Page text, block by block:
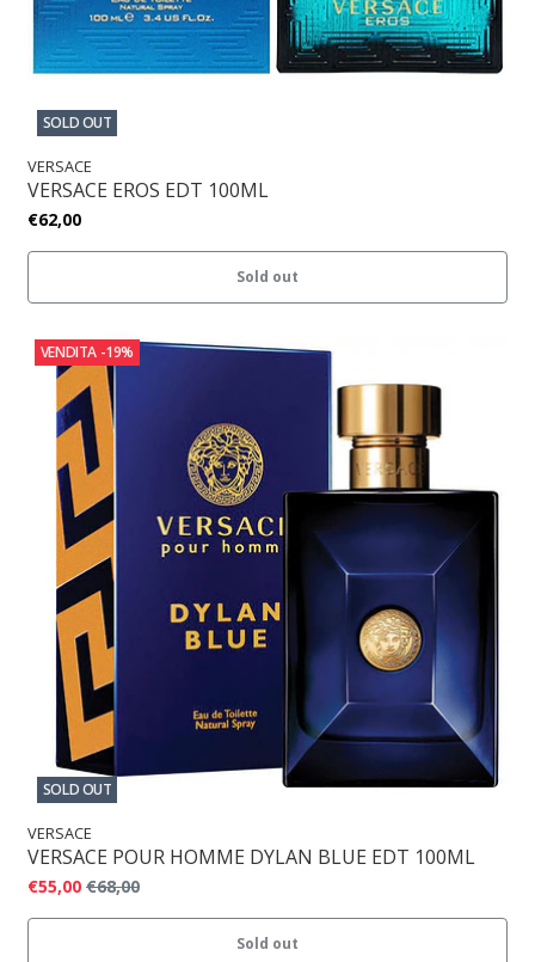
SOLD OUT
VERSACE
VERSACE EROS EDT 100ML
€62,00
Sold out
VENDITA -19%
SOLD OUT
VERSACE
VERSACE POUR HOMME DYLAN BLUE EDT 100ML
€55,00 €68,00
Sold out